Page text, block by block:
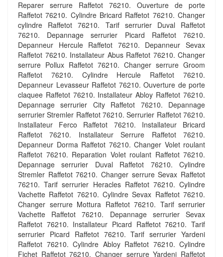
Reparer serrure Raffetot 76210. Ouverture de porte
Raffetot 76210. Cylindre Bricard Raffetot 76210. Changer
cylindre Raffetot 76210. Tarif serrurier Duval Raffetot
76210. Depannage serrurier Picard Raffetot 76210.
Depanneur Hercule Raffetot 76210. Depanneur Sevax
Raffetot 76210. Installateur Abus Raffetot 76210. Changer
serrure Pollux Raffetot 76210. Changer serrure Groom
Raffetot 76210. Cylindre Hercule Raffetot 76210.
Depanneur Levasseur Raffetot 76210. Ouverture de porte
claquee Raffetot 76210. Installateur Abloy Raffetot 76210.
Depannage serrurier City Raffetot 76210. Depannage
serrurier Stremler Raffetot 76210. Serrurier Raffetot 76210.
Installateur Ferco Raffetot 76210. Installateur Bricard
Raffetot 76210. Installateur Serrure Raffetot 76210.
Depanneur Dorma Raffetot 76210. Changer Volet roulant
Raffetot 76210. Reparation Volet roulant Raffetot 76210.
Depannage serrurier Duval Raffetot 76210. Cylindre
Stremler Raffetot 76210. Changer serrure Sevax Raffetot
76210. Tarif serrurier Heracles Raffetot 76210. Cylindre
Vachette Raffetot 76210. Cylindre Sevax Raffetot 76210.
Changer serrure Mottura Raffetot 76210. Tarif serrurier
Vachette Raffetot 76210. Depannage serrurier Sevax
Raffetot 76210. Installateur Picard Raffetot 76210. Tarif
serrurier Picard Raffetot 76210. Tarif serrurier Yardeni
Raffetot 76210. Cylindre Abloy Raffetot 76210. Cylindre
Fichet Raffetot 76210. Changer serrure Yardeni Raffetot